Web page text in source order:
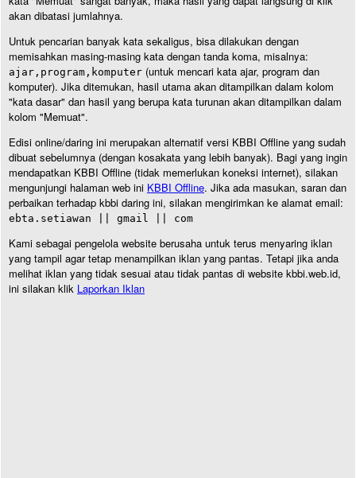
akan dibatasi jumlahnya.
Untuk pencarian banyak kata sekaligus, bisa dilakukan dengan
memisahkan masing-masing kata dengan tanda koma, misalnya:
ajar,program,komputer (untuk mencari kata ajar, program dan
komputer). Jika ditemukan, hasil utama akan ditampilkan dalam kolom
"kata dasar" dan hasil yang berupa kata turunan akan ditampilkan dalam
kolom "Memuat".
Edisi online/daring ini merupakan alternatif versi KBBI Offline yang sudah
dibuat sebelumnya (dengan kosakata yang lebih banyak). Bagi yang ingin
mendapatkan KBBI Offline (tidak memerlukan koneksi internet), silakan
mengunjungi halaman web ini KBBI Offline. Jika ada masukan, saran dan
perbaikan terhadap kbbi daring ini, silakan mengirimkan ke alamat email:
ebta.setiawan || gmail || com
Kami sebagai pengelola website berusaha untuk terus menyaring iklan
yang tampil agar tetap menampilkan iklan yang pantas. Tetapi jika anda
melihat iklan yang tidak sesuai atau tidak pantas di website kbbi.web.id,
ini silakan klik Laporkan Iklan